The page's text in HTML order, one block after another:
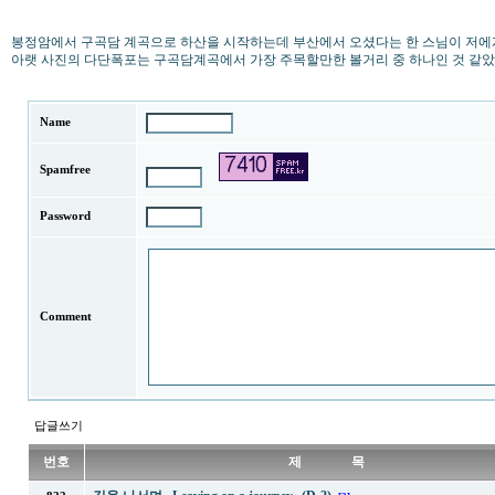
봉정암에서 구곡담 계곡으로 하산을 시작하는데 부산에서 오셨다는 한 스님이 저
아랫 사진의 다단폭포는 구곡담계곡에서 가장 주목할만한 볼거리 중 하나인 것
Name
Spamfree
Password
Comment
답글쓰기
번호 제 목